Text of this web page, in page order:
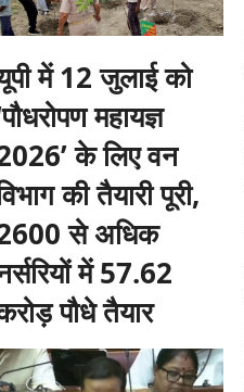
में 12 जुलाई को
महायज्ञ
के लिए वन
की तैयारी पूरी,
से अधिक
में 57.62
पौधे तैयार